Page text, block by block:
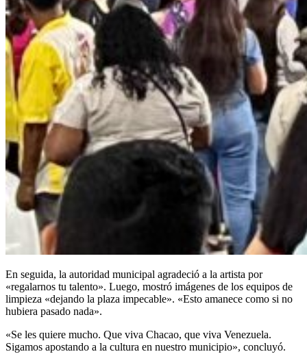
En seguida, la autoridad municipal agradeció a la artista por
«regalarnos tu talento». Luego, mostró imágenes de los equipos de
limpieza «dejando la plaza impecable». «Esto amanece como si no
hubiera pasado nada».
«Se les quiere mucho. Que viva Chacao, que viva Venezuela.
Sigamos apostando a la cultura en nuestro municipio», concluyó.